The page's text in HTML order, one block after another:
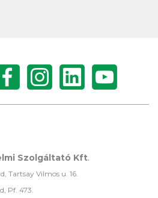
Szolgáltató Kft.
Tartsay Vilmos u. 16.
Pf. 473.